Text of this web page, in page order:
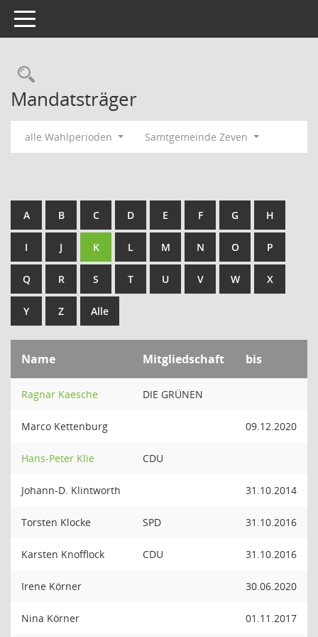
Toggle navigation
Rechercheauswahl
Mandatsträger
alle Wahlperioden Samtgemeinde Zeven
A B C D E F G H
I J K L M N O P
Q R S T U V W X
Y Z Alle
Name Mitgliedschaft bis
Ragnar Kaesche DIE GRÜNEN
Marco Kettenburg 09.12.2020
Hans-Peter Klie CDU
Johann-D. Klintworth 31.10.2014
Torsten Klocke SPD 31.10.2016
Karsten Knofflock CDU 31.10.2016
Irene Körner 30.06.2020
Nina Körner 01.11.2017